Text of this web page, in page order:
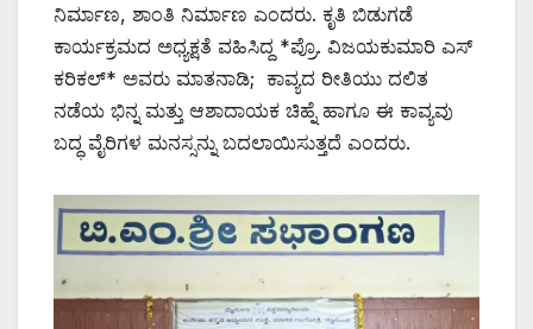
ನಿರ್ಮಾಣ, ಶಾಂತಿ ನಿರ್ಮಾಣ ಎಂದರು. ಕೃತಿ ಬಿಡುಗಡೆ
ಕಾರ್ಯಕ್ರಮದ ಅಧ್ಯಕ್ಷತೆ ವಹಿಸಿದ್ದ *ಪ್ರೊ. ವಿಜಯಕುಮಾರಿ ಎಸ್
ಕರಿಕಲ್* ಅವರು ಮಾತನಾಡಿ; ಕಾವ್ಯದ ರೀತಿಯು ದಲಿತ
ನಡೆಯ ಭಿನ್ನ ಮತ್ತು ಆಶಾದಾಯಕ ಚಿಹ್ನೆ ಹಾಗೂ ಈ ಕಾವ್ಯವು
ಬದ್ಧ ವೈರಿಗಳ ಮನಸ್ಸನ್ನು ಬದಲಾಯಿಸುತ್ತದೆ ಎಂದರು.